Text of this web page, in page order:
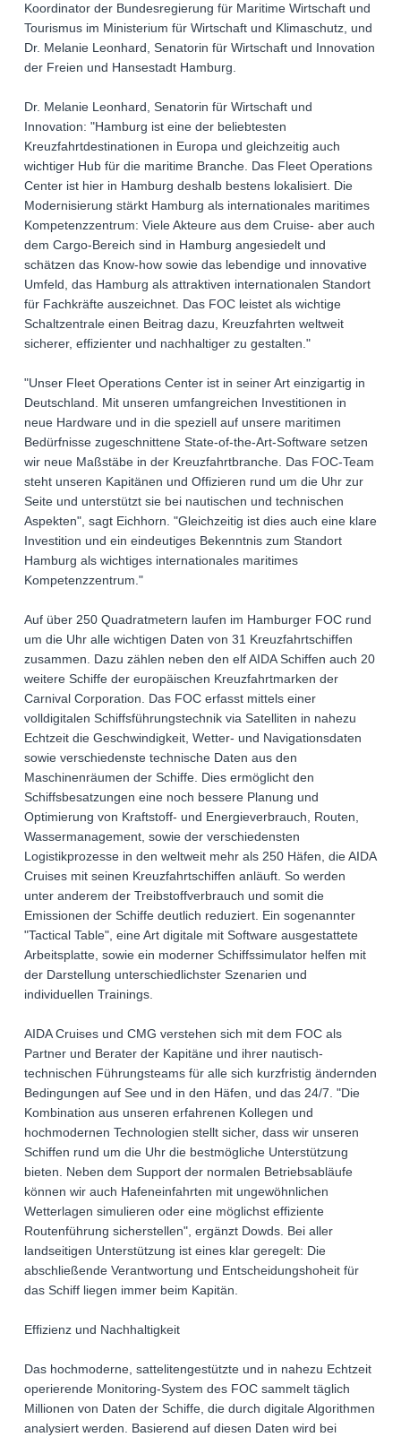
Koordinator der Bundesregierung für Maritime Wirtschaft und
Tourismus im Ministerium für Wirtschaft und Klimaschutz, und
Dr. Melanie Leonhard, Senatorin für Wirtschaft und Innovation
der Freien und Hansestadt Hamburg.
Dr. Melanie Leonhard, Senatorin für Wirtschaft und
Innovation: "Hamburg ist eine der beliebtesten
Kreuzfahrtdestinationen in Europa und gleichzeitig auch
wichtiger Hub für die maritime Branche. Das Fleet Operations
Center ist hier in Hamburg deshalb bestens lokalisiert. Die
Modernisierung stärkt Hamburg als internationales maritimes
Kompetenzzentrum: Viele Akteure aus dem Cruise- aber auch
dem Cargo-Bereich sind in Hamburg angesiedelt und
schätzen das Know-how sowie das lebendige und innovative
Umfeld, das Hamburg als attraktiven internationalen Standort
für Fachkräfte auszeichnet. Das FOC leistet als wichtige
Schaltzentrale einen Beitrag dazu, Kreuzfahrten weltweit
sicherer, effizienter und nachhaltiger zu gestalten."
"Unser Fleet Operations Center ist in seiner Art einzigartig in
Deutschland. Mit unseren umfangreichen Investitionen in
neue Hardware und in die speziell auf unsere maritimen
Bedürfnisse zugeschnittene State-of-the-Art-Software setzen
wir neue Maßstäbe in der Kreuzfahrtbranche. Das FOC-Team
steht unseren Kapitänen und Offizieren rund um die Uhr zur
Seite und unterstützt sie bei nautischen und technischen
Aspekten", sagt Eichhorn. "Gleichzeitig ist dies auch eine klare
Investition und ein eindeutiges Bekenntnis zum Standort
Hamburg als wichtiges internationales maritimes
Kompetenzzentrum."
Auf über 250 Quadratmetern laufen im Hamburger FOC rund
um die Uhr alle wichtigen Daten von 31 Kreuzfahrtschiffen
zusammen. Dazu zählen neben den elf AIDA Schiffen auch 20
weitere Schiffe der europäischen Kreuzfahrtmarken der
Carnival Corporation. Das FOC erfasst mittels einer
volldigitalen Schiffsführungstechnik via Satelliten in nahezu
Echtzeit die Geschwindigkeit, Wetter- und Navigationsdaten
sowie verschiedenste technische Daten aus den
Maschinenräumen der Schiffe. Dies ermöglicht den
Schiffsbesatzungen eine noch bessere Planung und
Optimierung von Kraftstoff- und Energieverbrauch, Routen,
Wassermanagement, sowie der verschiedensten
Logistikprozesse in den weltweit mehr als 250 Häfen, die AIDA
Cruises mit seinen Kreuzfahrtschiffen anläuft. So werden
unter anderem der Treibstoffverbrauch und somit die
Emissionen der Schiffe deutlich reduziert. Ein sogenannter
"Tactical Table", eine Art digitale mit Software ausgestattete
Arbeitsplatte, sowie ein moderner Schiffssimulator helfen mit
der Darstellung unterschiedlichster Szenarien und
individuellen Trainings.
AIDA Cruises und CMG verstehen sich mit dem FOC als
Partner und Berater der Kapitäne und ihrer nautisch-
technischen Führungsteams für alle sich kurzfristig ändernden
Bedingungen auf See und in den Häfen, und das 24/7. "Die
Kombination aus unseren erfahrenen Kollegen und
hochmodernen Technologien stellt sicher, dass wir unseren
Schiffen rund um die Uhr die bestmögliche Unterstützung
bieten. Neben dem Support der normalen Betriebsabläufe
können wir auch Hafeneinfahrten mit ungewöhnlichen
Wetterlagen simulieren oder eine möglichst effiziente
Routenführung sicherstellen", ergänzt Dowds. Bei aller
landseitigen Unterstützung ist eines klar geregelt: Die
abschließende Verantwortung und Entscheidungshoheit für
das Schiff liegen immer beim Kapitän.
Effizienz und Nachhaltigkeit
Das hochmoderne, sattelitengestützte und in nahezu Echtzeit
operierende Monitoring-System des FOC sammelt täglich
Millionen von Daten der Schiffe, die durch digitale Algorithmen
analysiert werden. Basierend auf diesen Daten wird bei